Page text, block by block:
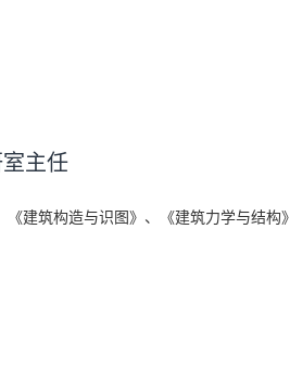
主任
建筑构造与识图》、《建筑力学与结构》